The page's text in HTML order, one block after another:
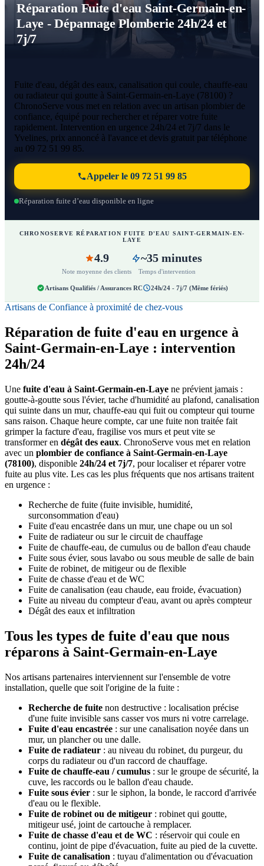
Réparation Fuite d'eau Saint-Germain-en-
Laye - Dépannage Plomberie 24h/24 et
7j/7
Fuite d'eau, dégât des eaux, canalisation qui coule, chauffe-eau
ou radiateur qui goutte à Saint-Germain-en-Laye (78100) ?
ChronoServe vous met en relation avec un artisan plombier de
confiance, équipé pour rechercher et réparer votre fuite
rapidement. Intervention en urgence 24h/24 et 7j/7 dans le
Yvelines, prix annoncé à l'avance et devis gratuit par téléphone
au 09 72 51 99 85.
Appeler le 09 72 51 99 85
Réparation fuite d’eau disponible en ligne
CHRONOSERVE RÉPARATION FUITE D'EAU SAINT-GERMAIN-EN-
LAYE
4.9
Note moyenne des clients
~35 minutes
Temps d'intervention
Artisans Qualifiés / Assurances RC 24h/24 - 7j/7 (Même fériés)
Artisans de Confiance à proximité de chez-vous
Réparation de fuite d'eau en urgence à
Saint-Germain-en-Laye : intervention
24h/24
Une fuite d'eau à Saint-Germain-en-Laye ne prévient jamais :
goutte-à-goutte sous l'évier, tache d'humidité au plafond, canalisation
qui suinte dans un mur, chauffe-eau qui fuit ou compteur qui tourne
sans raison. Chaque heure compte, car une fuite non traitée fait
grimper la facture d'eau, fragilise vos murs et peut vite se
transformer en dégât des eaux. ChronoServe vous met en relation
avec un plombier de confiance à Saint-Germain-en-Laye
(78100), disponible 24h/24 et 7j/7, pour localiser et réparer votre
fuite au plus vite. Les cas les plus fréquents que nos artisans traitent
en urgence :
Recherche de fuite (fuite invisible, humidité,
surconsommation d'eau)
Fuite d'eau encastrée dans un mur, une chape ou un sol
Fuite de radiateur ou sur le circuit de chauffage
Fuite de chauffe-eau, de cumulus ou de ballon d'eau chaude
Fuite sous évier, sous lavabo ou sous meuble de salle de bain
Fuite de robinet, de mitigeur ou de flexible
Fuite de chasse d'eau et de WC
Fuite de canalisation (eau chaude, eau froide, évacuation)
Fuite au niveau du compteur d'eau, avant ou après compteur
Dégât des eaux et infiltration
Tous les types de fuite d'eau que nous
réparons à Saint-Germain-en-Laye
Nos artisans partenaires interviennent sur l'ensemble de votre
installation, quelle que soit l'origine de la fuite :
Recherche de fuite non destructive : localisation précise
d'une fuite invisible sans casser vos murs ni votre carrelage.
Fuite d'eau encastrée : sur une canalisation noyée dans un
mur, un plancher ou une dalle.
Fuite de radiateur : au niveau du robinet, du purgeur, du
corps du radiateur ou d'un raccord de chauffage.
Fuite de chauffe-eau / cumulus : sur le groupe de sécurité, la
cuve, les raccords ou le ballon d'eau chaude.
Fuite sous évier : sur le siphon, la bonde, le raccord d'arrivée
d'eau ou le flexible.
Fuite de robinet ou de mitigeur : robinet qui goutte,
mitigeur usé, joint de cartouche à remplacer.
Fuite de chasse d'eau et de WC : réservoir qui coule en
continu, joint de pipe d'évacuation, fuite au pied de la cuvette.
Fuite de canalisation : tuyau d'alimentation ou d'évacuation